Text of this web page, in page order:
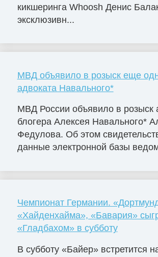
кикшеринга Whoosh Денис
эксклюзивн...
МВД объявило в розыск еще
адвоката Навального*
МВД России объявило в розыск
блогера Алексея Навального*
Федулова. Об этом
данные электронной базы
Чемпионат Германии.
«Хайденхайма», «Бавария»
«Гладбахом» в субботу
В субботу «Байер» встретится